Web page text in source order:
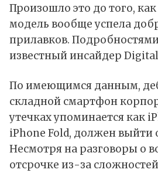
Произошло это до того,
модель вообще успела
прилавков.
известный инсайдер
По имеющимся данным,
складной смартфон
утечках упоминается как
iPhone Fold, должен выйти
Несмотря на разговоры о
отсрочке из-за